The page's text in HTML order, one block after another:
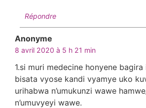
Répondre
Anonyme
8 avril 2020 à 5 h 21 min
1.si muri medecine honyene
bisata vyose kandi vyamye uko
urihabwa n’umukunzi wawe
n’umuvyeyi wawe.